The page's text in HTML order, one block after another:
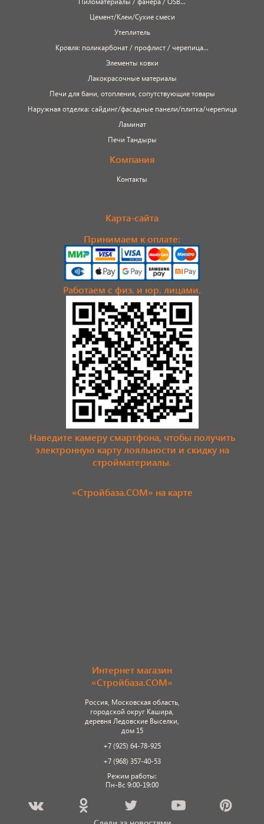
Цемент/Клеи/Сухие смеси
Утеплитель
Кровля: поликарбонат / профлист / черепица...
Элементы ковки
Лакокрасочные материалы
Печи для бани, отопления, сопутствующие товары
Наружная отделка: сайдинг/фасадные панели/плитка/черепица
Ламинат
Печи Тандыры
Компания
Контакты
Карта-сайта
Принимаем к оплате:
Работаем с физ. и юр. лицами.
Наведите камеру смартфона, чтобы получить
электронную карту лояльности и скидку на
стройматериалы.
«Стройбаза.COM» на карте
Интернет магазин
«Стройбаза.COM»
Россия, Московская область,
городской округ Кашира,
деревня Ледовские Выселки,
дом 15
+7 (925) 64-78-925
+7 (968) 357-40-53
Режим работы:
Пн-Вс 9:00-19:00